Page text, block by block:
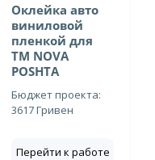
Оклейка авто
виниловой
пленкой для
ТМ NOVA
POSHTA
Бюджет проекта:
3617 Гривен
Перейти к работе